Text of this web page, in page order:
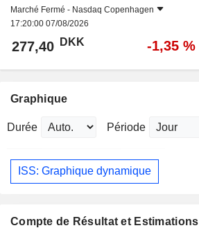
Marché Fermé - Nasdaq Copenhagen
17:20:00 07/08/2026
277,40 DKK -1,35 %
Graphique
Durée Période
ISS: Graphique dynamique
Compte de Résultat et Estimations